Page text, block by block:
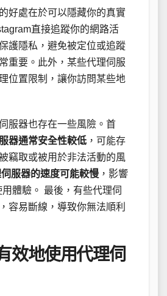
好處在於可以隱藏你的真實
直接追蹤你的網路活
護隱私，避免被定位或追蹤
重要。此外，某些代理伺服
位置限制，讓你訪問某些地
服器也存在一些風險。首
器通常安全性較低 ，可能存
竊取或被用於非法活動的風
服器的速度可能較慢 ，影響
體驗。 最後，有些代理伺
，容易斷線，導致你無法順利
效地使用代理伺